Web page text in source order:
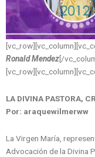
Ronald Mendez[/
LA DIVINA PASTORA,
Por: araquewilmerww
La Virgen María,
Advocación de la Divina